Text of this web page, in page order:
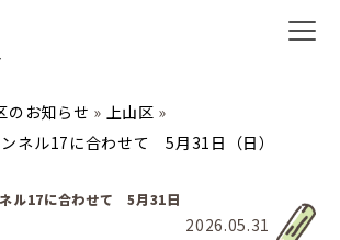
ホーム
のお知らせ » 上山区 »
ネル17に合わせて 5月31日（日）
2026.05.31
ル17に合わせて 5月31日